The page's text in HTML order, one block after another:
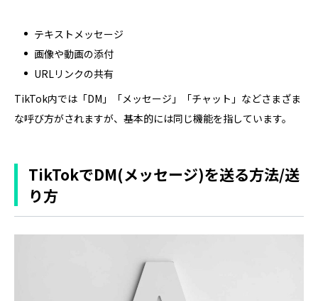
テキストメッセージ
画像や動画の添付
URLリンクの共有
TikTok内では「DM」「メッセージ」「チャット」などさまざま
な呼び方がされますが、基本的には同じ機能を指しています。
TikTokでDM(メッセージ)を送る方法/送
り方